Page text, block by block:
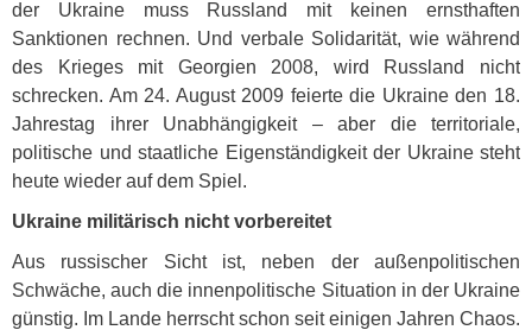
der Ukraine muss Russland mit keinen ernsthaften
Sanktionen rechnen. Und verbale Solidarität, wie während
des Krieges mit Georgien 2008, wird Russland nicht
schrecken. Am 24. August 2009 feierte die Ukraine den 18.
Jahrestag ihrer Unabhängigkeit – aber die territoriale,
politische und staatliche Eigenständigkeit der Ukraine steht
heute wieder auf dem Spiel.
Ukraine militärisch nicht vorbereitet
Aus russischer Sicht ist, neben der außenpolitischen
Schwäche, auch die innenpolitische Situation in der Ukraine
günstig. Im Lande herrscht schon seit einigen Jahren Chaos.